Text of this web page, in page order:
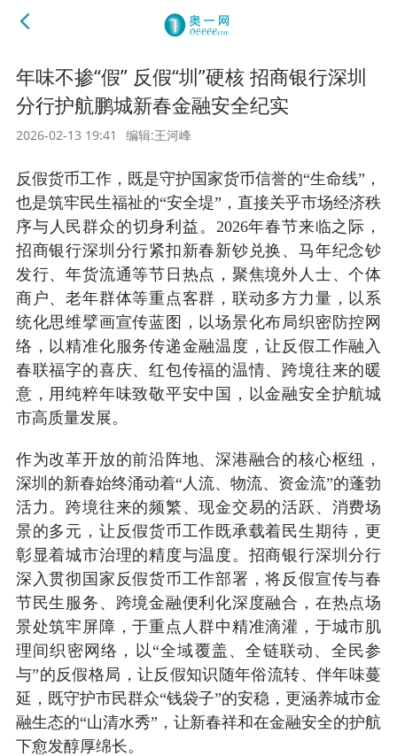
年味不掺“假” 反假“圳”硬核 招商银行深圳
分行护航鹏城新春金融安全纪实
2026-02-13 19:41 编辑:王河峰
反假货币工作，既是守护国家货币信誉的“生命线”，
也是筑牢民生福祉的“安全堤”，直接关乎市场经济秩
序与人民群众的切身利益。2026年春节来临之际，
招商银行深圳分行紧扣新春新钞兑换、马年纪念钞
发行、年货流通等节日热点，聚焦境外人士、个体
商户、老年群体等重点客群，联动多方力量，以系
统化思维擘画宣传蓝图，以场景化布局织密防控网
络，以精准化服务传递金融温度，让反假工作融入
春联福字的喜庆、红包传福的温情、跨境往来的暖
意，用纯粹年味致敬平安中国，以金融安全护航城
市高质量发展。
作为改革开放的前沿阵地、深港融合的核心枢纽，
深圳的新春始终涌动着“人流、物流、资金流”的蓬勃
活力。跨境往来的频繁、现金交易的活跃、消费场
景的多元，让反假货币工作既承载着民生期待，更
彰显着城市治理的精度与温度。招商银行深圳分行
深入贯彻国家反假货币工作部署，将反假宣传与春
节民生服务、跨境金融便利化深度融合，在热点场
景处筑牢屏障，于重点人群中精准滴灌，于城市肌
理间织密网络，以“全域覆盖、全链联动、全民参
与”的反假格局，让反假知识随年俗流转、伴年味蔓
延，既守护市民群众“钱袋子”的安稳，更涵养城市金
融生态的“山清水秀”，让新春祥和在金融安全的护航
下愈发醇厚绵长。